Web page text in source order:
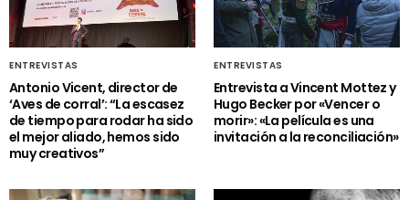
ENTREVISTAS
Antonio Vicent, director de
‘Aves de corral’: “La escasez
de tiempo para rodar ha sido
el mejor aliado, hemos sido
muy creativos”
ENTREVISTAS
Entrevista a Vincent Mottez y
Hugo Becker por «Vencer o
morir»: «La película es una
invitación a la reconciliación»